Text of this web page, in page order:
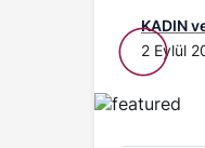
KADIN
2 Eylül